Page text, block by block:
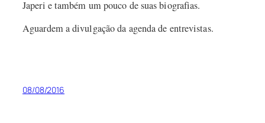
Japeri e também um pouco de suas biografias.
Aguardem a divulgação da agenda de entrevistas.
08/08/2016